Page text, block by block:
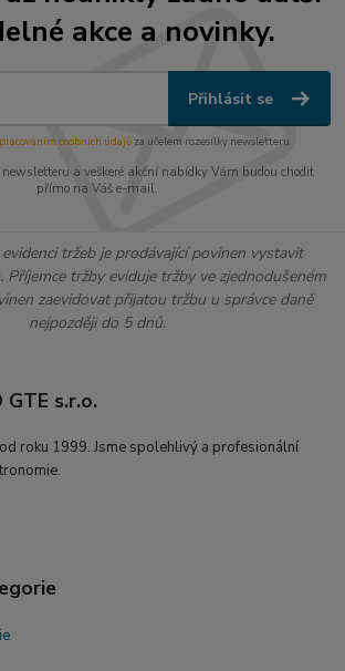
akce a novinky.
Přihlásit se
osobních údajůza účelem rozesílky newsletteru.
a veškeré akční nabídky Vám budou chodit
přímo na Váš e-mail.
tržeb je prodávající povinen vystavit
Příjemce tržby eviduje tržby ve zjednodušeném
zaevidovat přijatou tržbu u správce daně
nejpozději do 5 dnů.
GTE s.r.o.
roku 1999. Jsme spolehlivý a profesionální